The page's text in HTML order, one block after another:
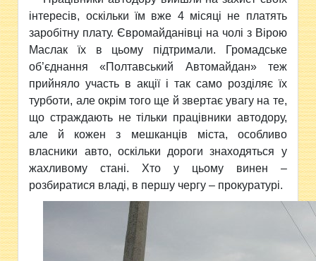
інтересів, оскільки їм вже 4 місяці не платять
заробітну плату. Євромайданівці на чолі з Вірою
Маслак їх в цьому підтримали. Громадське
об’єднання «Полтавський Автомайдан» теж
прийняло участь в акції і так само розділяє їх
турботи, але окрім того ще й звертає увагу на те,
що страждають не тільки працівники автодору,
але й кожен з мешканців міста, особливо
власники авто, оскільки дороги знаходяться у
жахливому стані. Хто у цьому винен –
розбиратися владі, в першу чергу – прокуратурі.